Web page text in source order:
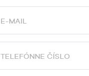
E-MAIL
TELEFÓNNE ČÍSLO